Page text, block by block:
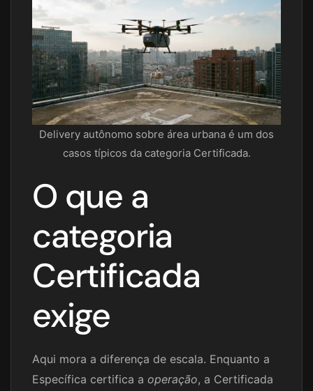
Delivery autônomo sobre área urbana é um dos
casos típicos da categoria Certificada.
O que a
categoria
Certificada
exige
Aqui mora a diferença de escala. Enquanto a
Específica certifica a operação, a Certificada